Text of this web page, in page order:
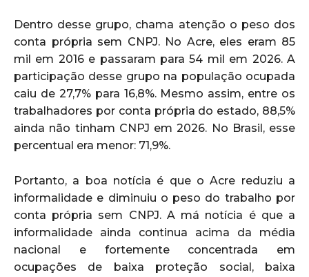
Dentro desse grupo, chama atenção o peso dos
conta própria sem CNPJ. No Acre, eles eram 85
mil em 2016 e passaram para 54 mil em 2026. A
participação desse grupo na população ocupada
caiu de 27,7% para 16,8%. Mesmo assim, entre os
trabalhadores por conta própria do estado, 88,5%
ainda não tinham CNPJ em 2026. No Brasil, esse
percentual era menor: 71,9%.
Portanto, a boa notícia é que o Acre reduziu a
informalidade e diminuiu o peso do trabalho por
conta própria sem CNPJ. A má notícia é que a
informalidade ainda continua acima da média
nacional e fortemente concentrada em
ocupações de baixa proteção social, baixa